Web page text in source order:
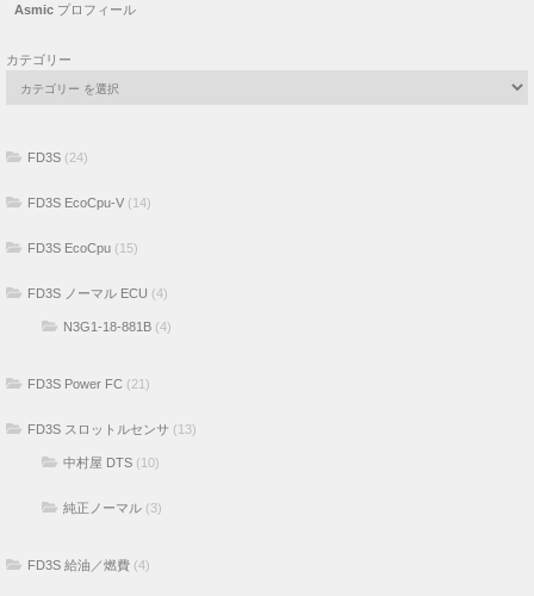
Asmicプロフィール
カテゴリー
FD3S (24)
FD3S EcoCpu-V (14)
FD3S EcoCpu (15)
FD3S ノーマル ECU (4)
N3G1-18-881B (4)
FD3S Power FC (21)
FD3S スロットルセンサ (13)
中村屋 DTS (10)
純正ノーマル (3)
FD3S 給油／燃費 (4)